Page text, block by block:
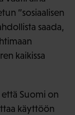
”sosiaalisen
saada,
kaikissa
Suomi on
käyttöön